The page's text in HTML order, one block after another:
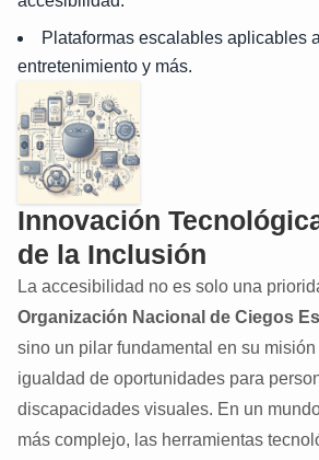
Plataformas escalables aplicables
entretenimiento y más.
Innovación
de la Inclusión
La accesibilidad no es solo una
Organización Nacional de Ciegos
sino un pilar fundamental en su
igualdad de oportunidades para
discapacidades visuales. En un
más complejo, las herramientas